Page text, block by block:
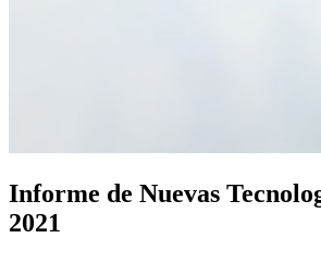
Informe de Nuevas
2021